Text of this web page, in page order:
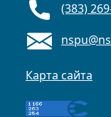
(383)
Карта сайта